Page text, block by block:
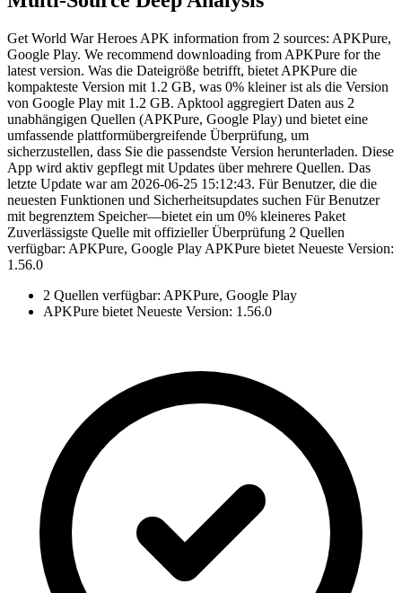
Get World War Heroes APK information from 2 sources: APKPure,
Google Play. We recommend downloading from APKPure for the
latest version. Was die Dateigröße betrifft, bietet APKPure die
kompakteste Version mit 1.2 GB, was 0% kleiner ist als die Version
von Google Play mit 1.2 GB. Apktool aggregiert Daten aus 2
unabhängigen Quellen (APKPure, Google Play) und bietet eine
umfassende plattformübergreifende Überprüfung, um
sicherzustellen, dass Sie die passendste Version herunterladen. Diese
App wird aktiv gepflegt mit Updates über mehrere Quellen. Das
letzte Update war am 2026-06-25 15:12:43. Für Benutzer, die die
neuesten Funktionen und Sicherheitsupdates suchen Für Benutzer
mit begrenztem Speicher—bietet ein um 0% kleineres Paket
Zuverlässigste Quelle mit offizieller Überprüfung 2 Quellen
verfügbar: APKPure, Google Play APKPure bietet Neueste Version:
1.56.0
2 Quellen verfügbar: APKPure, Google Play
APKPure bietet Neueste Version: 1.56.0